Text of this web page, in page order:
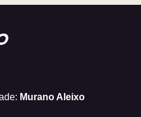
Murano Aleixo